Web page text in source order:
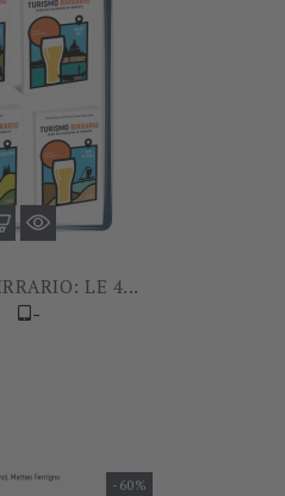
LE 4...
-
-60%